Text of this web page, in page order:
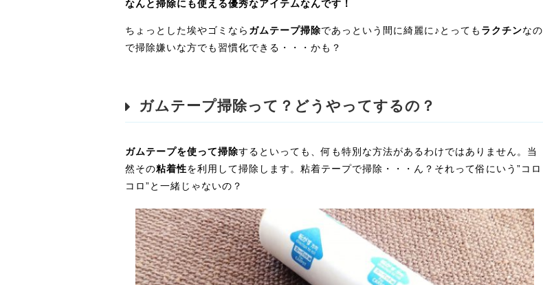
なんと掃除にも使える優秀なアイテムなんです！
ちょっとした埃やゴミなら ガムテープ掃除であっという間に綺麗に♪とっても ラクチンなの
で掃除嫌いな方でも習慣化できる・・・かも？
ガムテープ掃除って？どうやってするの？
ガムテープを使って掃除するといっても、何も特別な方法があるわけではありません。当
然その粘着性を利用して掃除します。粘着テープで掃除・・・ん？それって俗にいう”コロ
コロ”と一緒じゃないの？